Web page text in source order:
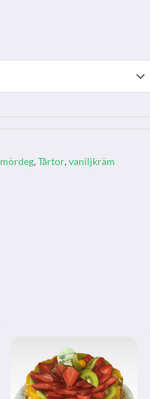
mördeg,Tårtor,vaniljkräm